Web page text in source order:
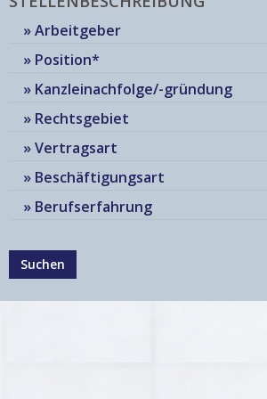
» Arbeitgeber
» Position*
» Kanzleinachfolge/-gründung
» Rechtsgebiet
» Vertragsart
» Beschäftigungsart
» Berufserfahrung
Suchen